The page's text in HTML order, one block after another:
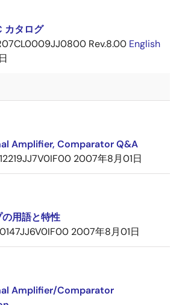
カタログ
Rev.8.00 English
Amplifier, Comparator Q&A
2007年8月01日
用語と特性
2007年8月01日
Amplifier/Comparator